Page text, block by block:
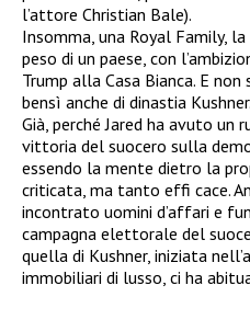
l’attore Christian Bale).
Insomma, una Royal Family,
peso di un paese, con
Trump alla Casa Bianca. E
bensì anche di dinastia Kushner.
Già, perché Jared ha avuto
vittoria del suocero sulla
essendo la mente dietro la
criticata, ma tanto effi cace.
incontrato uomini d’affari e
campagna elettorale del
quella di Kushner, iniziata
immobiliari di lusso, ci ha